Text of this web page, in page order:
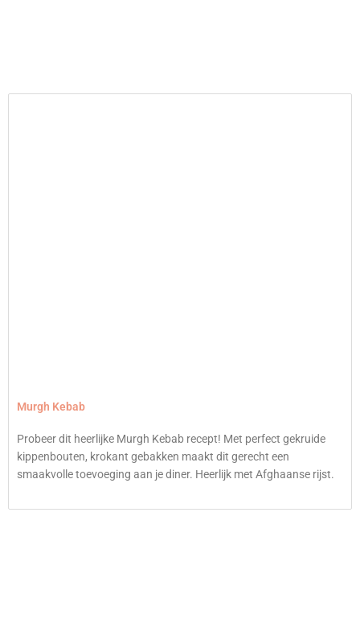
Murgh Kebab
Probeer dit heerlijke Murgh Kebab recept! Met perfect gekruide
kippenbouten, krokant gebakken maakt dit gerecht een
smaakvolle toevoeging aan je diner. Heerlijk met Afghaanse rijst.